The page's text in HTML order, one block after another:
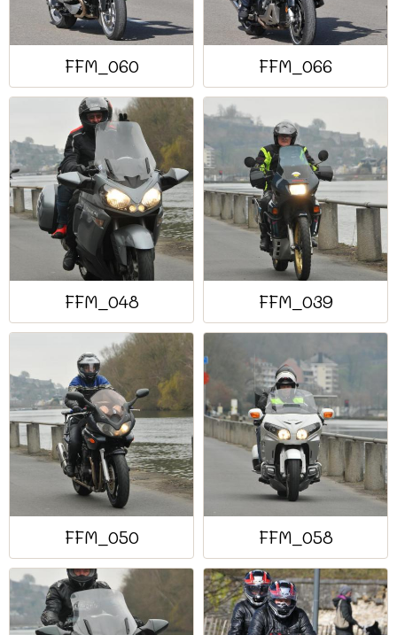
FFM_060 FFM_066
FFM_048 FFM_039
FFM_050 FFM_058